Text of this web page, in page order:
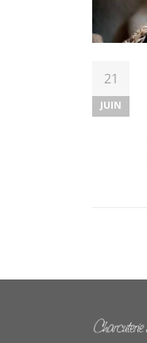
21
JUIN